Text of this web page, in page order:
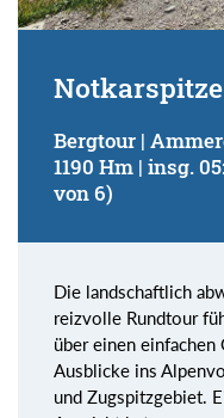
Bergtour |
1190 Hm | insg.
von 6)
Die landschaftlich
reizvolle Rundtour
über einen einfachen
Ausblicke ins
und Zugspitzgebiet.